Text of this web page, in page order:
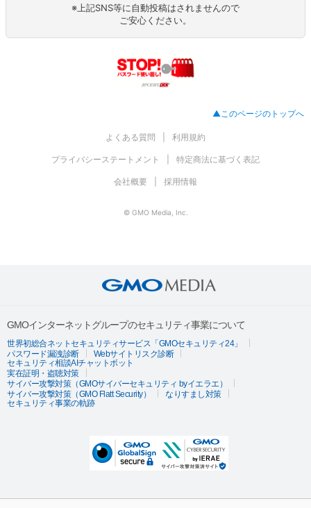
※上記SNS等に自動投稿はされませんので
ご安心ください。
▲このページのトップへ
よくある質問 利用規約
プライバシーステートメント 特定商法に基づく表記
会社概要 採用情報
© GMO Media, Inc.
GMOインターネットグループのセキュリティ事業について
世界初総合ネットセキュリティサービス「GMOセキュリティ24」
パスワード漏洩診断
Webサイトリスク診断
セキュリティ相談AIチャットボット
実在証明・盗聴対策
サイバー攻撃対策（GMOサイバーセキュリティ byイエラエ）
サイバー攻撃対策（GMO Flatt Security）
なりすまし対策
セキュリティ事業の軌跡